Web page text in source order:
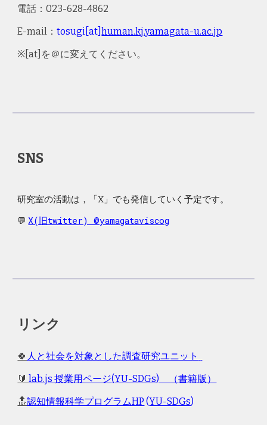
電話 ：023-628-4862
E-mail ：tosugi[at]human.kj.yamagata-u.ac.jp
※[at]を＠に変えてください。
SNS
研究室の活動は，「X」でも発信していく予定です。
💬X(旧twitter) @yamagataviscog
リンク
🍀 人と社会を対象とした調査研究ユニット
🔰lab.js 授業用ページ(YU-SDGs) （書籍版 ）
🔝認知情報科学プログラムHP (YU-SDGs)